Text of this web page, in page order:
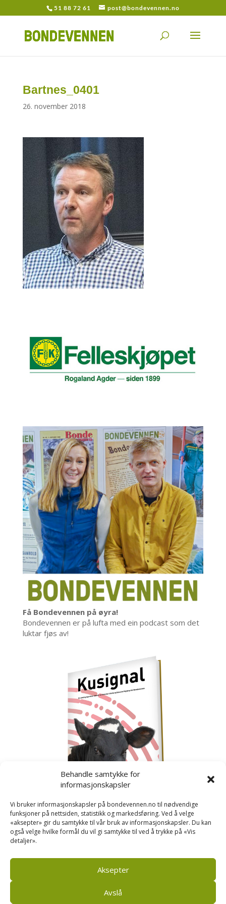
Behandle samtykke for
informasjonskapsler
Vi bruker informasjonskapsler på bondevennen.no til nødvendige
funksjoner på nettsiden, statistikk og markedsføring. Ved å velge
«aksepter» gir du samtykke til vår bruk av informasjonskapsler. Du kan
også velge hvilke formål du vil gi samtykke til ved å trykke på «Vis
detaljer».
Aksepter
Avslå
51 88 72 61 post@bondevennen.no
Bartnes_0401
26. november 2018
Få Bondevennen på øyra!
Bondevennen er på lufta med ein podcast som det
luktar fjøs av!
Kusignal